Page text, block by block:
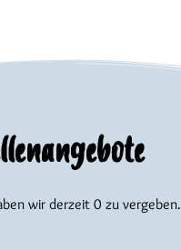
wir derzeit 0 zu vergeben.